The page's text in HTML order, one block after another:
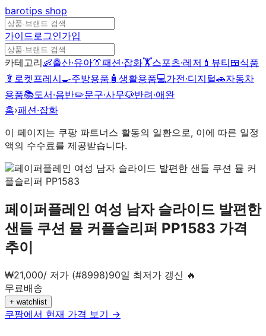
barotips shop
가이드로그인가입
카테고리👶출산·유아👔패션·잡화🏋️스포츠·레저 💄 뷰티🍱식품
🥬 로켓프레시🍳주방용품 🧴 생활용품💻가전·디지털🚗자동차
용품📚도서·음반✏️문구·사무🐶반려·애완
홈›패션·잡화
이 페이지는 쿠팡 파트너스 활동의 일환으로, 이에 따른 일정
액의 수수료를 제공받습니다.
페이퍼플레인 여성 남자 슬라이드 발편한
샌들 쿠션 뮬 커플슬리퍼 PP1583 가격
추이
₩21,000/ 저가 (#8998)90일 최저가 갱신 🔥
무료배송
+ watchlist
쿠팡에서 현재 가격 보기 →